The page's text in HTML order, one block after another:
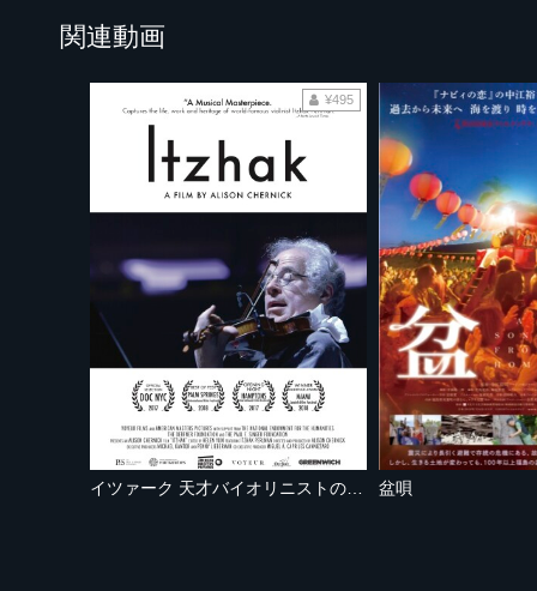
関連動画
¥495
盆唄